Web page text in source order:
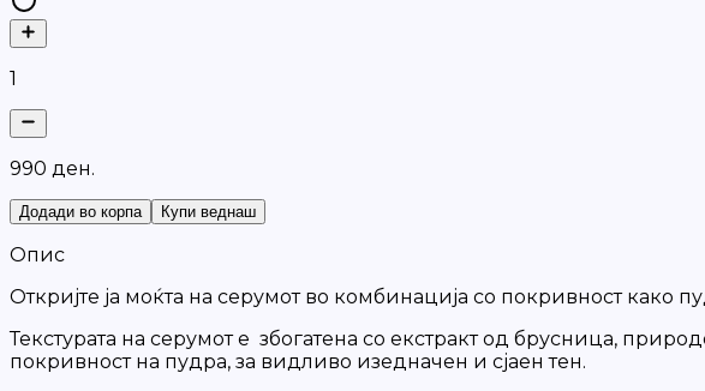
1
990 ден.
Додади во корпа Купи веднаш
Опис
Откријте ја моќта на серумот во комбинација со покривност како
Текстурата на серумот е збогатена со екстракт од брусница,
покривност на пудра, за видливо изедначен и сјаен тен.